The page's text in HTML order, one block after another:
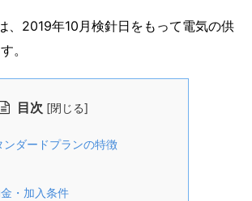
、2019年10月検針日をもって電気の供
。
目次 [閉じる]
ンダードプランの特徴
・加入条件